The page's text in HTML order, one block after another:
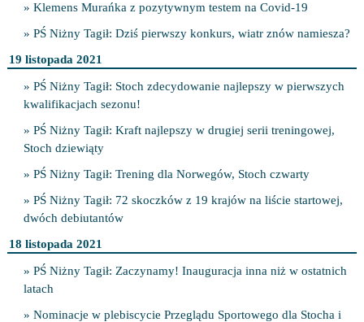
» Klemens Murańka z pozytywnym testem na Covid-19
» PŚ Niżny Tagił: Dziś pierwszy konkurs, wiatr znów namiesza?
19 listopada 2021
» PŚ Niżny Tagił: Stoch zdecydowanie najlepszy w pierwszych
kwalifikacjach sezonu!
» PŚ Niżny Tagił: Kraft najlepszy w drugiej serii treningowej,
Stoch dziewiąty
» PŚ Niżny Tagił: Trening dla Norwegów, Stoch czwarty
» PŚ Niżny Tagił: 72 skoczków z 19 krajów na liście startowej,
dwóch debiutantów
18 listopada 2021
» PŚ Niżny Tagił: Zaczynamy! Inauguracja inna niż w ostatnich
latach
» Nominacje w plebiscycie Przeglądu Sportowego dla Stocha i